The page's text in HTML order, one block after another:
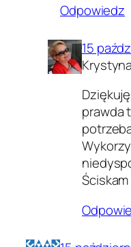
Odpowiedz
15
Krystyna
prawda